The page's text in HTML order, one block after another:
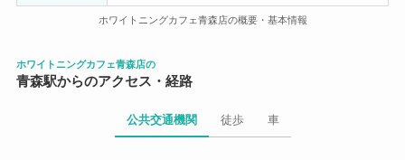
ホワイトニングカフェ青森店の概要・基本情報
ホワイトニングカフェ青森店の
青森駅からのアクセス・経路
公共交通機関 徒歩 車